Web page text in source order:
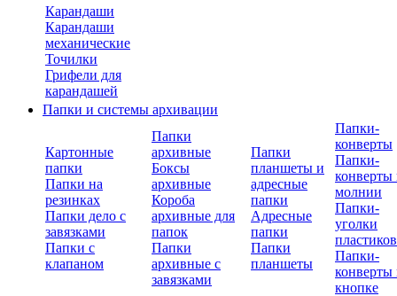
Карандаши
Карандаши
механические
Точилки
Грифели для
карандашей
Папки и системы архивации
Картонные
папки
Папки на
резинках
Папки дело с
завязками
Папки с
клапаном
Папки
архивные
Боксы
архивные
Короба
архивные для
папок
Папки
архивные с
завязками
Папки
планшеты и
адресные
папки
Адресные
папки
Папки
планшеты
Папки-
конверты
Папки-
конверты
молнии
Папки-
уголки
Папки-
конверты
кнопке